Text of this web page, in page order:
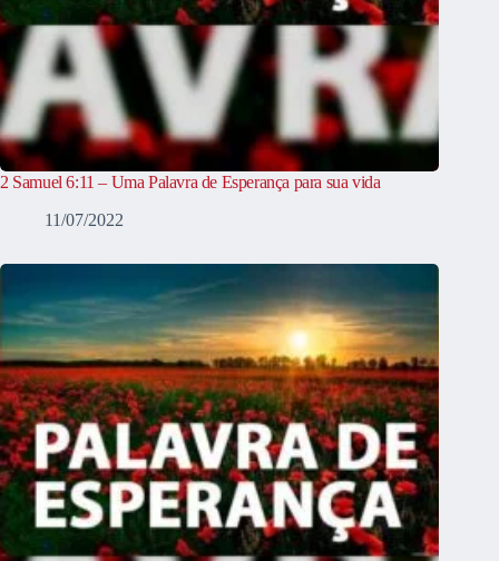
2 Samuel 6:11 – Uma Palavra de Esperança para sua vida
11/07/2022